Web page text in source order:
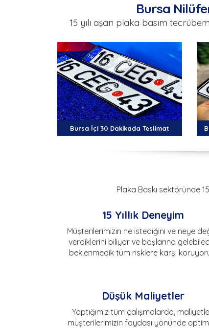
Bursa
15 yılı aşan plaka basım
Bursa İçi 30 Dakikada Teslimat
Plaka Baskı sektöründe
15 Yıllık Deneyim
Müşterilerimizin ne istediğini ve neye
verdiklerini biliyor ve başlarına
beklenmedik tüm risklere karşı
Düşük Maliyetler
Yaptığımız tüm çalışmalarda,
müşterilerimizin faydası yönünde